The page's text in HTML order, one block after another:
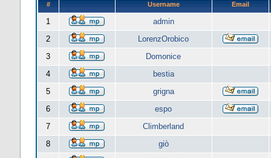
# Username Email
1
admin
2
LorenzOrobico
3
Domonice
4
bestia
5
grigna
6
espo
7
Climberland
8
giò